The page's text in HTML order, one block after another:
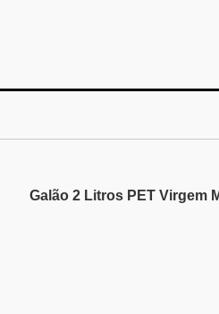
Galão 2 Litros PET Virgem